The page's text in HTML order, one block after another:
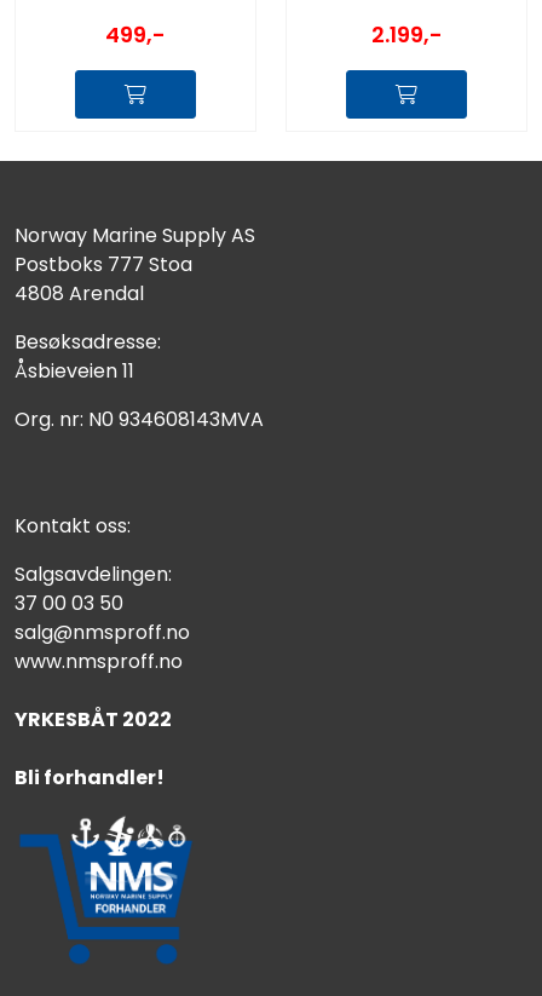
499,- 2.199,-
Norway Marine Supply AS
Postboks 777 Stoa
4808 Arendal
Besøksadresse:
Åsbieveien 11
Org. nr: N0 934608143MVA
Kontakt oss:
Salgsavdelingen:
37 00 03 50
salg@nmsproff.no
www.nmsproff.no
YRKESBÅT 2022
Bli forhandler!